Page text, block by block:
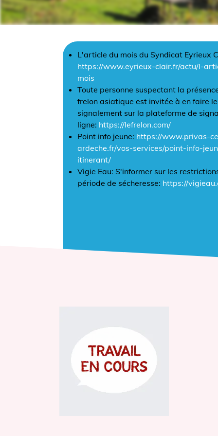
L'article du mois du Syndicat Eyrieux
https://www.eyrieux-clair.fr/actu/l-
mois
Toute personne suspectant la
frelon asiatique est invitée à en faire le
signalement sur la plateforme de
ligne: https://lefrelon.com/
Point info jeune: https://www.privas-
ardeche.fr/vos-services/point-info-
itinerant/
Vigie Eau: S'informer sur les
période de sécheresse: https://